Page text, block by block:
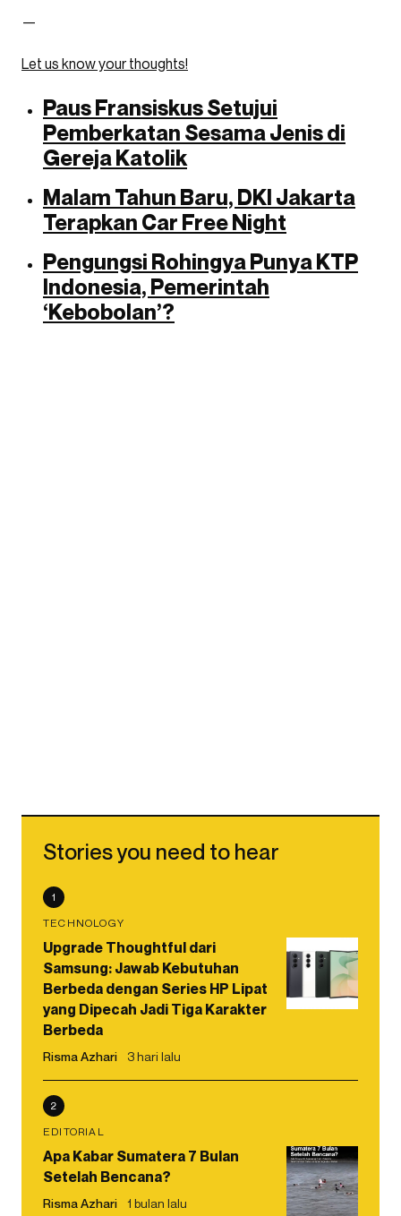
—
Let us know your thoughts!
Paus Fransiskus Setujui
Pemberkatan Sesama Jenis di
Gereja Katolik
Malam Tahun Baru, DKI Jakarta
Terapkan Car Free Night
Pengungsi Rohingya Punya KTP
Indonesia, Pemerintah
‘Kebobolan’?
Stories you need to hear
1
TECHNOLOGY
Upgrade Thoughtful dari
Samsung: Jawab Kebutuhan
Berbeda dengan Series HP Lipat
yang Dipecah Jadi Tiga Karakter
Berbeda
Risma Azhari 3 hari lalu
2
EDITORIAL
Apa Kabar Sumatera 7 Bulan
Setelah Bencana?
Risma Azhari 1 bulan lalu